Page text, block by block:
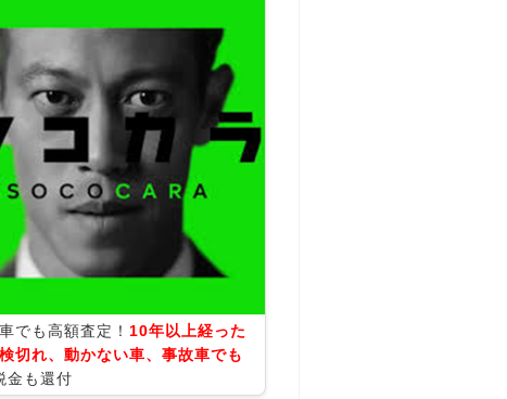
でも高額査定！ 10年以上経った
切れ、動かない車、事故車でも
金も還付